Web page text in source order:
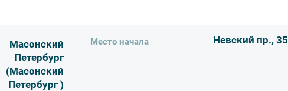
на зданиях Петербурга, узнаем об их происхождении и
магистра, Масонский храм искусства и храм торговли,
другое...
расшифруем символы... Будет над чем поразмыслить...
Масонский
Петербург
(Масонский
Петербург )
Место начала Невский пр., 35